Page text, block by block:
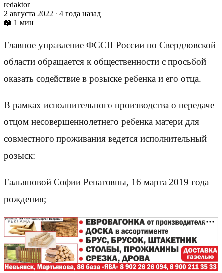
redaktor
2 августа 2022 · 4 года назад
📖 1 мин
Главное управление ФССП России по Свердловской
области обращается к общественности с просьбой
оказать содействие в розыске ребенка и его отца.
В рамках исполнительного производства о передаче
отцом несовершеннолетнего ребенка матери для
совместного проживания ведется исполнительный
розыск:
Гальяновой Софии Ренатовны, 16 марта 2019 года
рождения;
РЕКЛАМА